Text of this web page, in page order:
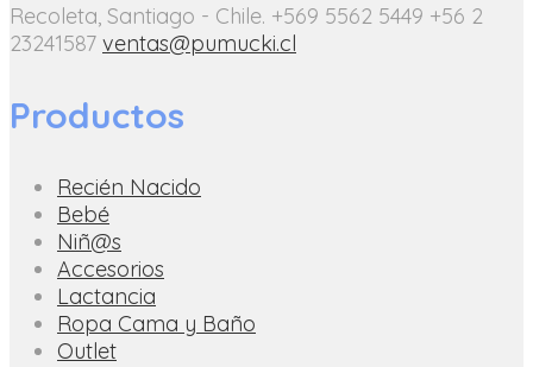
Recoleta, Santiago - Chile. +569 5562 5449 +56 2
23241587 ventas@pumucki.cl
Productos
Recién Nacido
Bebé
Niñ@s
Accesorios
Lactancia
Ropa Cama y Baño
Outlet